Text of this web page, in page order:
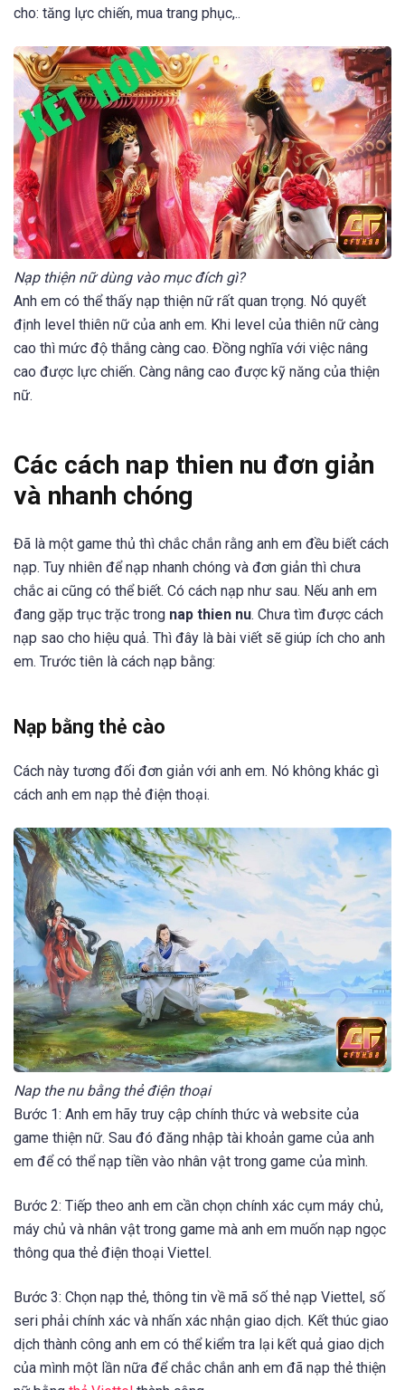
cho: tăng lực chiến, mua trang phục,..
Nạp thiện nữ dùng vào mục đích gì?
Anh em có thể thấy nạp thiện nữ rất quan trọng. Nó quyết
định level thiên nữ của anh em. Khi level của thiên nữ càng
cao thì mức độ thắng càng cao. Đồng nghĩa với việc nâng
cao được lực chiến. Càng nâng cao được kỹ năng của thiện
nữ.
Các cách nap thien nu đơn giản
và nhanh chóng
Đã là một game thủ thì chắc chắn rằng anh em đều biết cách
nạp. Tuy nhiên để nạp nhanh chóng và đơn giản thì chưa
chắc ai cũng có thể biết. Có cách nạp như sau. Nếu anh em
đang gặp trục trặc trong nap thien nu. Chưa tìm được cách
nạp sao cho hiệu quả. Thì đây là bài viết sẽ giúp ích cho anh
em. Trước tiên là cách nạp bằng:
Nạp bằng thẻ cào
Cách này tương đối đơn giản với anh em. Nó không khác gì
cách anh em nạp thẻ điện thoại.
Nap the nu bằng thẻ điện thoại
Bước 1: Anh em hãy truy cập chính thức và website của
game thiện nữ. Sau đó đăng nhập tài khoản game của anh
em để có thể nạp tiền vào nhân vật trong game của mình.
Bước 2: Tiếp theo anh em cần chọn chính xác cụm máy chủ,
máy chủ và nhân vật trong game mà anh em muốn nạp ngọc
thông qua thẻ điện thoại Viettel.
Bước 3: Chọn nạp thẻ, thông tin về mã số thẻ nạp Viettel, số
seri phải chính xác và nhấn xác nhận giao dịch. Kết thúc giao
dịch thành công anh em có thể kiểm tra lại kết quả giao dịch
của mình một lần nữa để chắc chắn anh em đã nạp thẻ thiện